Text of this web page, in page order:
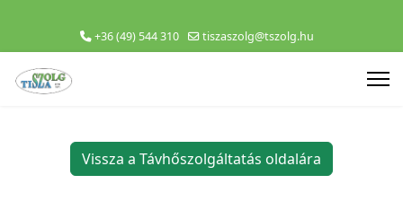
+36 (49) 544 310 tiszaszolg@tszolg.hu
Vissza a Távhőszolgáltatás oldalára